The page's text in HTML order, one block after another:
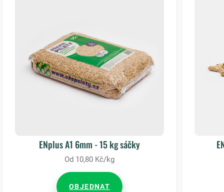
ENplus A1 6mm - 15 kg sáčky
Od 10,80 Kč/kg
OBJEDNAT